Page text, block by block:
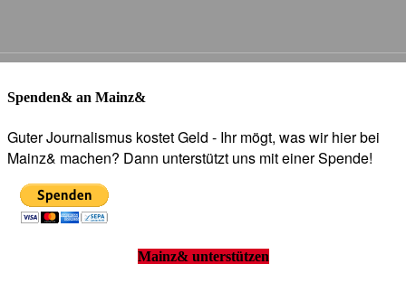
Spenden& an Mainz&
Guter Journalismus kostet Geld - Ihr mögt, was wir hier bei
Mainz& machen? Dann unterstützt uns mit einer Spende!
Mainz& unterstützen